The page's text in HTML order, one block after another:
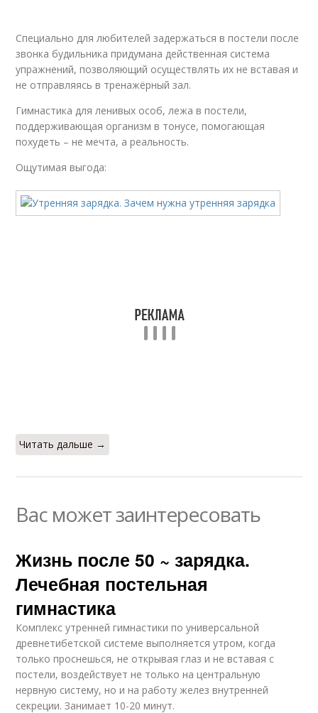
Специально для любителей задержаться в постели после
звонка будильника придумана действенная система
упражнений, позволяющий осуществлять их не вставая и
не отправляясь в тренажёрный зал.
Гимнастика для ленивых особ, лежа в постели,
поддерживающая организм в тонусе, помогающая
похудеть – не мечта, а реальность.
Ощутимая выгода:
Читать дальше →
Вас может заинтересовать
Жизнь после 50 ~ зарядка.
Лечебная постельная
гимнастика
Комплекс утренней гимнастики по универсальной
древнетибетской системе выполняется утром, когда
только проснешься, не открывая глаз и не вставая с
постели, воздействует не только на центральную
нервную систему, но и на работу желез внутренней
секреции. Занимает 10-20 минут.